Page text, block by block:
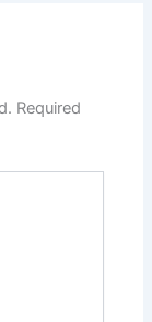
Required